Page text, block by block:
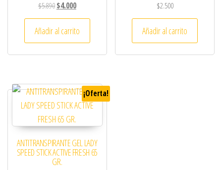
$5.890El precio original era: $5.890.
$4.000El precio actual es: $4.000.
Añadir al carrito
$2.500
Añadir al carrito
¡Oferta!
ANTITRANSPIRANTE GEL LADY
SPEED STICK ACTIVE FRESH 65
GR.